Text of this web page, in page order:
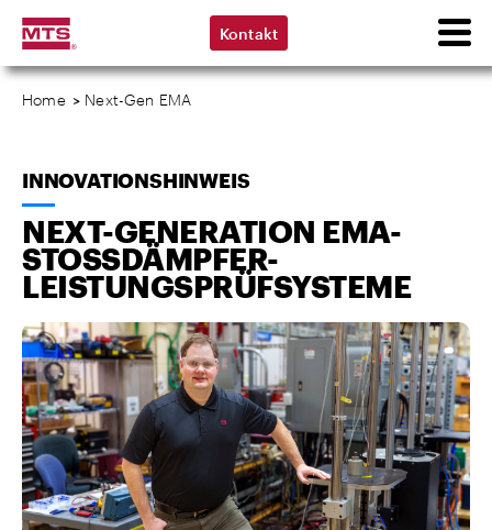
Kontakt
Home > Next-Gen EMA
INNOVATIONSHINWEIS
NEXT-GENERATION EMA-
STOSSDÄMPFER-L
EISTUNGSPRÜFSYSTEME